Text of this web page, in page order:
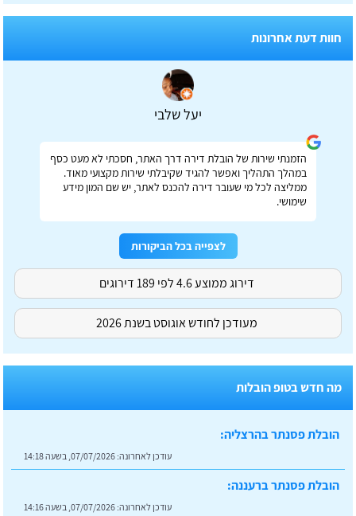
חוות דעת אחרונות
יעל שלבי
הזמנתי שירות של הובלת דירה דרך האתר, חסכתי לא מעט כסף
במהלך התהליך ואפשר להגיד שקיבלתי שירות מקצועי מאוד.
ממליצה לכל מי שעובר דירה להכנס לאתר, יש שם המון מידע
שימושי.
לצפייה בכל הביקורות
דירוג ממוצע 4.6 לפי 189 דירוגים
מעודכן לחודש אוגוסט בשנת 2026
מה חדש בטופ הובלות
הובלת פסנתר בהרצליה:
הובלת פסנתר ברעננה: